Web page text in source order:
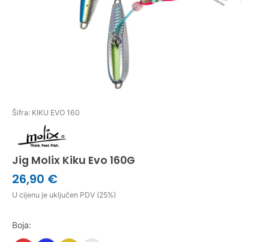
Šifra: KIKU EVO 160
Jig Molix Kiku Evo 160G
26,90 €
U cijenu je uključen PDV (25%)
Boja: